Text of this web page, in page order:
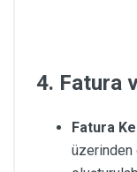
4. Fatura
Fatura
üzerinden